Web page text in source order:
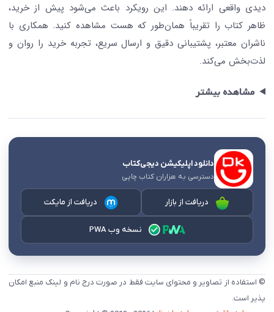
دیدی واقعی ارائه دهند. این رویکرد باعث می‌شود پیش از خرید،
ظاهر کتاب را تقریباً همان‌طور که هست مشاهده کنید. همکاری با
ناشران معتبر، پشتیبانی دقیق و ارسال سریع، تجربه خرید را روان و
لذت‌بخش می‌کند.
مشاهده بیشتر
دانلود اپلیکیشن دیجی‌کتاب
دسترسی به هزاران کتاب چاپی
دریافت از بازار دریافت از مایکت
نسخه وب PWA
© استفاده از تصاویر و محتوای سایت فقط در صورت درج نام و لینک منبع امکان
پذیر است.